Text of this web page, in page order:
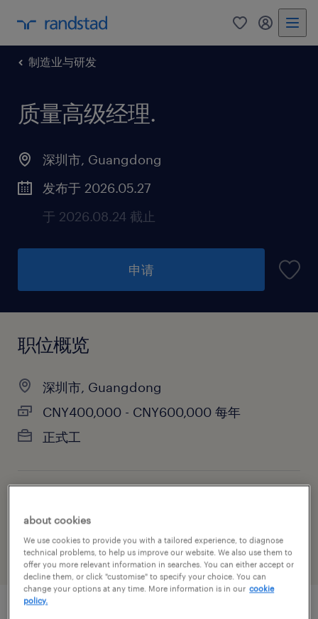
制造业与研发
质量高级经理.
深圳市, Guangdong
发布于 2026.05.27
于 2026.08.24 截止
申请
职位概览
深圳市, Guangdong
CNY400,000 - CNY600,000 每年
正式工
制造业与研发
about cookies
We use cookies to provide you with a tailored experience, to diagnose
technical problems, to help us improve our website. We also use them to
offer you more relevant information in searches. You can either accept or
decline them, or click "customise" to specify your choice. You can
change your options at any time. More information is in our cookie
policy.